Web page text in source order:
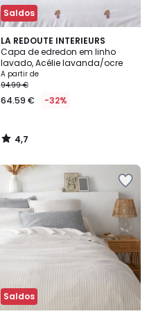
Saldos
LA REDOUTE INTERIEURS
Capa de edredon em linho
lavado, Acélie lavanda/ocre
A partir de
94.99 €
64.59 € -32%
4,7
/ 5
4,7
/
Saldos